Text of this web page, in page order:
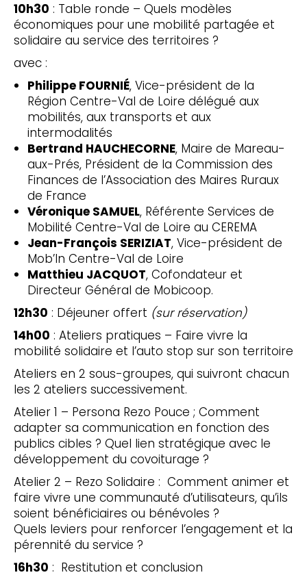
10h30 : Table ronde – Quels modèles
économiques pour une mobilité partagée et
solidaire au service des territoires ?
avec :
Philippe FOURNIÉ, Vice-président de la
Région Centre-Val de Loire délégué aux
mobilités, aux transports et aux
intermodalités
Bertrand HAUCHECORNE, Maire de Mareau-
aux-Prés, Président de la Commission des
Finances de l’Association des Maires Ruraux
de France
Véronique SAMUEL, Référente Services de
Mobilité Centre-Val de Loire au CEREMA
Jean-François SERIZIAT, Vice-président de
Mob’In Centre-Val de Loire
Matthieu JACQUOT, Cofondateur et
Directeur Général de Mobicoop.
12h30 : Déjeuner offert (sur réservation)
14h00 : Ateliers pratiques – Faire vivre la
mobilité solidaire et l’auto stop sur son territoire
Ateliers en 2 sous-groupes, qui suivront chacun
les 2 ateliers successivement.
Atelier 1 – Persona Rezo Pouce ; Comment
adapter sa communication en fonction des
publics cibles ? Quel lien stratégique avec le
développement du covoiturage ?
Atelier 2 – Rezo Solidaire : Comment animer et
faire vivre une communauté d’utilisateurs, qu’ils
soient bénéficiaires ou bénévoles ?
Quels leviers pour renforcer l’engagement et la
pérennité du service ?
16h30 : Restitution et conclusion